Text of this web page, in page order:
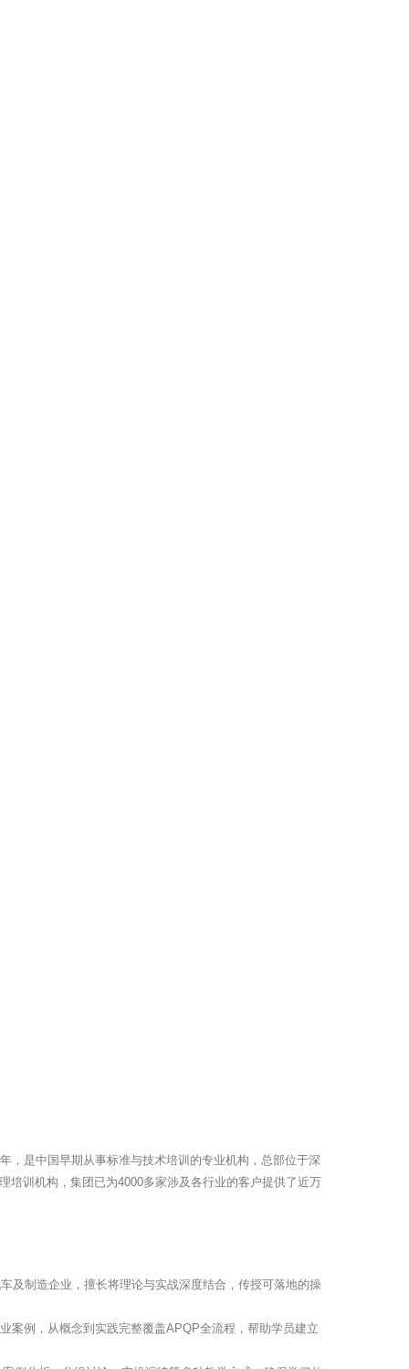
，是中国早期从事标准与技术培训的专业机构，总部位于深
培训机构，集团已为4000多家涉及各行业的客户提供了近万
及制造企业，擅长将理论与实战深度结合，传授可落地的操
案例，从概念到实践完整覆盖APQP全流程，帮助学员建立